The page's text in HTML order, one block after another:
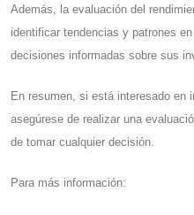
Además, la evaluación del
identificar tendencias y patrones
decisiones informadas sobre sus
En resumen, si está interesado en
asegúrese de realizar una
de tomar cualquier decisión.
Para más información: